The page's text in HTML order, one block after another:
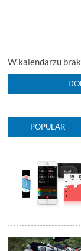
W kalendarzu
POPULAR